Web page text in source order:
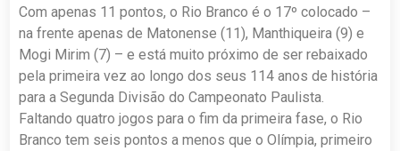
Com apenas 11 pontos, o Rio Branco é o 17º colocado –
na frente apenas de Matonense (11), Manthiqueira (9) e
Mogi Mirim (7) – e está muito próximo de ser rebaixado
pela primeira vez ao longo dos seus 114 anos de história
para a Segunda Divisão do Campeonato Paulista.
Faltando quatro jogos para o fim da primeira fase, o Rio
Branco tem seis pontos a menos que o Olímpia, primeiro